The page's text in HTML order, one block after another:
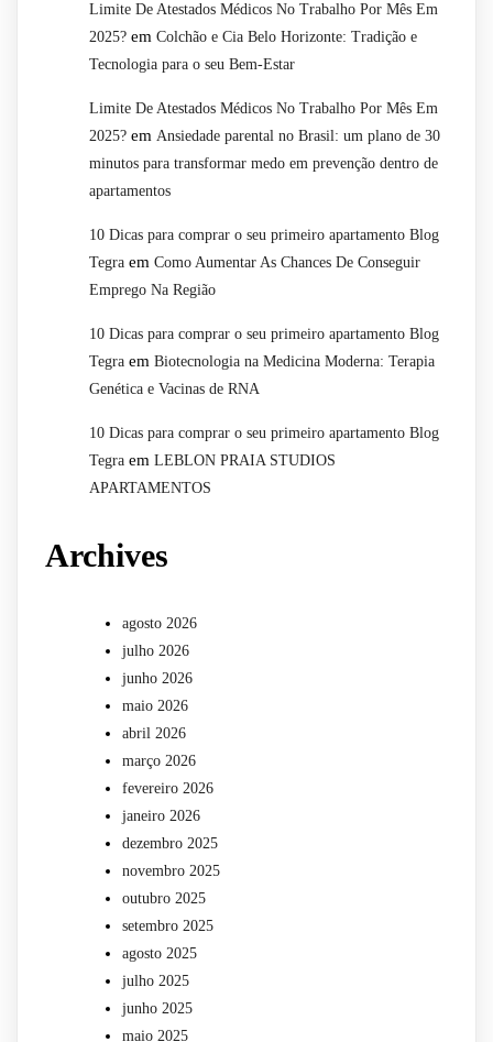
Limite De Atestados Médicos No Trabalho Por Mês Em
2025? em Colchão e Cia Belo Horizonte: Tradição e
Tecnologia para o seu Bem-Estar
Limite De Atestados Médicos No Trabalho Por Mês Em
2025? em Ansiedade parental no Brasil: um plano de 30
minutos para transformar medo em prevenção dentro de
apartamentos
10 Dicas para comprar o seu primeiro apartamento Blog
Tegra em Como Aumentar As Chances De Conseguir
Emprego Na Região
10 Dicas para comprar o seu primeiro apartamento Blog
Tegra em Biotecnologia na Medicina Moderna: Terapia
Genética e Vacinas de RNA
10 Dicas para comprar o seu primeiro apartamento Blog
Tegra em LEBLON PRAIA STUDIOS
APARTAMENTOS
Archives
agosto 2026
julho 2026
junho 2026
maio 2026
abril 2026
março 2026
fevereiro 2026
janeiro 2026
dezembro 2025
novembro 2025
outubro 2025
setembro 2025
agosto 2025
julho 2025
junho 2025
maio 2025